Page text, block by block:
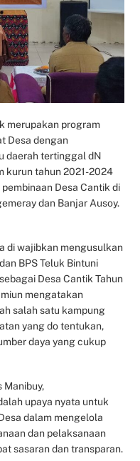
merupakan program
Desa dengan
daerah tertinggal dN
kurun tahun 2021-2024
Desa Cantik di
dan Banjar Ausoy.
di wajibkan mengusulkan
BPS Teluk Bintuni
Desa Cantik Tahun
mengatakan
salah satu kampung
yang do tentukan,
daya yang cukup
Manibuy,
upaya nyata untuk
dalam mengelola
dan pelaksanaan
sasaran dan transparan.